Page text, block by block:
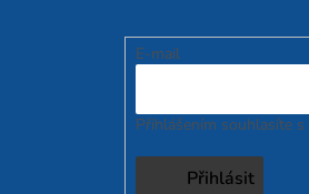
E-mail
Přihlášením souhlasíte s
Přihlásit